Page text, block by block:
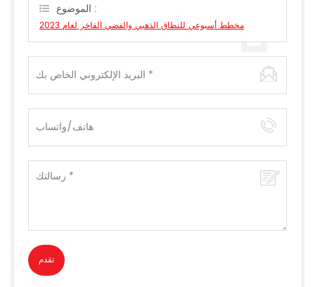
الموضوع :
مخطط أسبوعي للنطاق الذهبي والفضي الفاخر لعام 2023